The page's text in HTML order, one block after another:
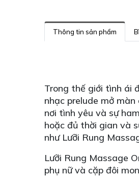
Thông tin sản phẩm
Trong thế giới tình ái
nhạc prelude mở
nơi tình yêu và sự
hoặc đủ thời gian và
như Lưỡi Rung
Lưỡi Rung Massage
phụ nữ và cặp đôi